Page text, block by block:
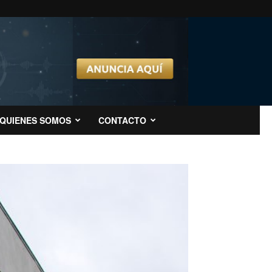
QUIENES SOMOS CONTACTO